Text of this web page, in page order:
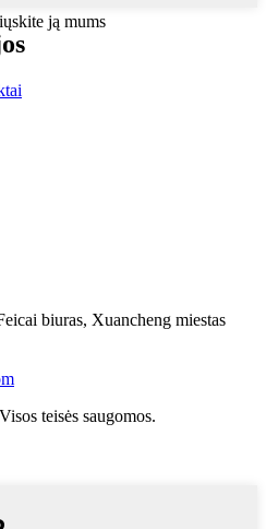
ją mums
biuras, Xuancheng miestas
teisės saugomos.